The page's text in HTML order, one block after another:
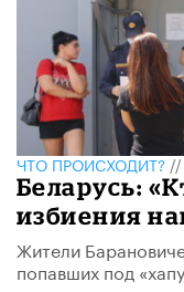
ЧТО ПРОИСХОДИТ?
Беларусь:
избиения
Жители
попавших под